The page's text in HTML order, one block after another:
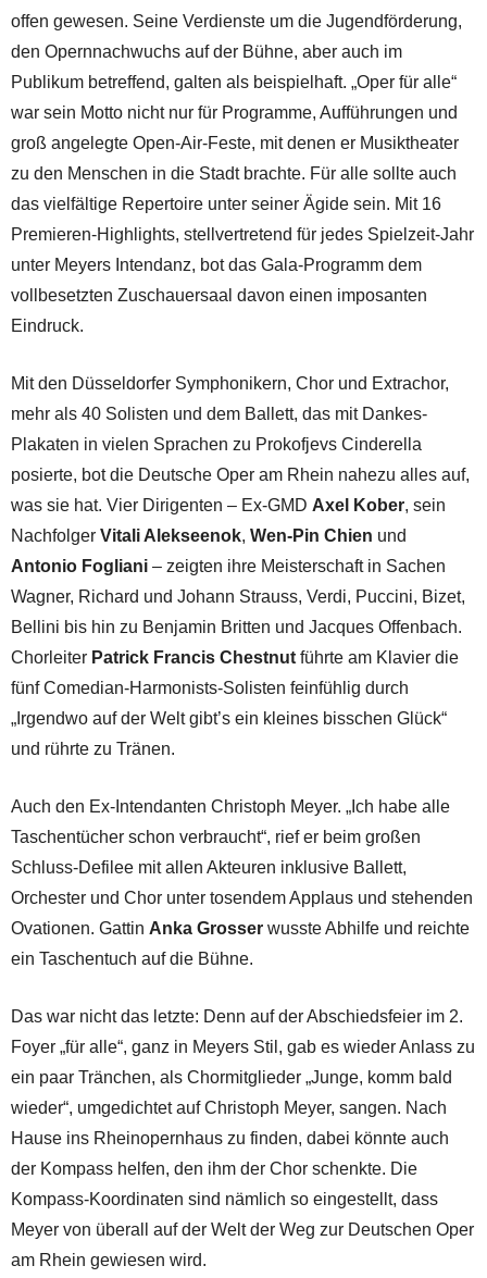
offen gewesen. Seine Verdienste um die Jugendförderung,
den Opernnachwuchs auf der Bühne, aber auch im
Publikum betreffend, galten als beispielhaft. „Oper für alle“
war sein Motto nicht nur für Programme, Aufführungen und
groß angelegte Open-Air-Feste, mit denen er Musiktheater
zu den Menschen in die Stadt brachte. Für alle sollte auch
das vielfältige Repertoire unter seiner Ägide sein. Mit 16
Premieren-Highlights, stellvertretend für jedes Spielzeit-Jahr
unter Meyers Intendanz, bot das Gala-Programm dem
vollbesetzten Zuschauersaal davon einen imposanten
Eindruck.
Mit den Düsseldorfer Symphonikern, Chor und Extrachor,
mehr als 40 Solisten und dem Ballett, das mit Dankes-
Plakaten in vielen Sprachen zu Prokofjevs Cinderella
posierte, bot die Deutsche Oper am Rhein nahezu alles auf,
was sie hat. Vier Dirigenten – Ex-GMD Axel Kober, sein
Nachfolger Vitali Alekseenok, Wen-Pin Chien und
Antonio Fogliani – zeigten ihre Meisterschaft in Sachen
Wagner, Richard und Johann Strauss, Verdi, Puccini, Bizet,
Bellini bis hin zu Benjamin Britten und Jacques Offenbach.
Chorleiter Patrick Francis Chestnut führte am Klavier die
fünf Comedian-Harmonists-Solisten feinfühlig durch
„Irgendwo auf der Welt gibt’s ein kleines bisschen Glück“
und rührte zu Tränen.
Auch den Ex-Intendanten Christoph Meyer. „Ich habe alle
Taschentücher schon verbraucht“, rief er beim großen
Schluss-Defilee mit allen Akteuren inklusive Ballett,
Orchester und Chor unter tosendem Applaus und stehenden
Ovationen. Gattin Anka Grosser wusste Abhilfe und reichte
ein Taschentuch auf die Bühne.
Das war nicht das letzte: Denn auf der Abschiedsfeier im 2.
Foyer „für alle“, ganz in Meyers Stil, gab es wieder Anlass zu
ein paar Tränchen, als Chormitglieder „Junge, komm bald
wieder“, umgedichtet auf Christoph Meyer, sangen. Nach
Hause ins Rheinopernhaus zu finden, dabei könnte auch
der Kompass helfen, den ihm der Chor schenkte. Die
Kompass-Koordinaten sind nämlich so eingestellt, dass
Meyer von überall auf der Welt der Weg zur Deutschen Oper
am Rhein gewiesen wird.